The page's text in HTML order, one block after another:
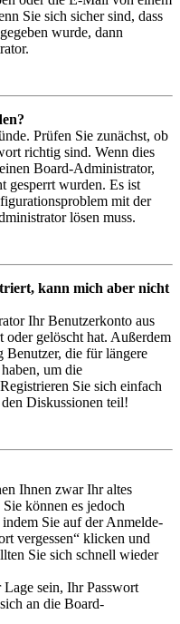
Sie sich sicher sind, dass
wurde, dann
Prüfen Sie zunächst, ob
richtig sind. Wenn dies
Board-Administrator,
gesperrt wurden. Es ist
mit der
lösen muss.
kann mich aber nicht
Ihr Benutzerkonto aus
oder gelöscht hat. Außerdem
Benutzer, die für längere
um die
Sie sich einfach
Diskussionen teil!
Ihnen zwar Ihr altes
können es jedoch
Sie auf der Anmelde-
vergessen“ klicken und
Sie sich schnell wieder
sein, Ihr Passwort
an die Board-